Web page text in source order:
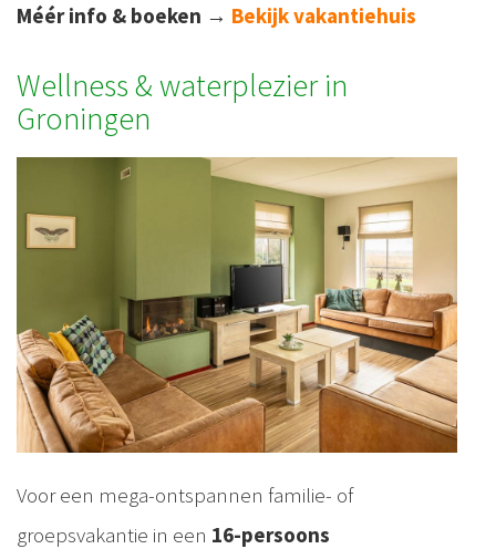
Méér info & boeken → Bekijk vakantiehuis
Wellness & waterplezier in
Groningen
Voor een mega-ontspannen familie- of
groepsvakantie in een 16-persoons